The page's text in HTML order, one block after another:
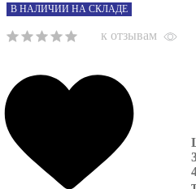
В НАЛИЧИИ НА СКЛАДЕ
к отзывам